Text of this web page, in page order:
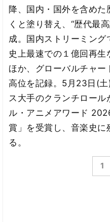
降、国内・国外を含め
くと塗り替え、“歴代最
成。国内ストリーミング
史上最速での１億回再
ほか、グローバルチャ
高位を記録。5月23日(
ス大手のクランチロー
ル・アニメアワード
賞」を受賞し、音楽史
る。
1